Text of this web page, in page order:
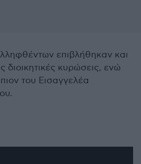
επιβλήθηκαν και
διοικητικές κυρώσεις, ενώ
του Εισαγγελέα